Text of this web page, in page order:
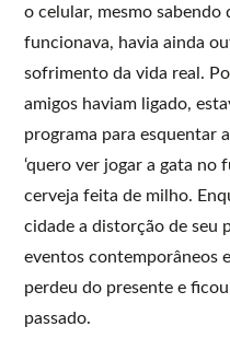
o celular, mesmo
funcionava, havia ainda
sofrimento da vida real.
amigos haviam ligado,
programa para esquentar
‘quero ver jogar a gata no
cerveja feita de milho.
cidade a distorção de seu
eventos contemporâneos
perdeu do presente e
passado.